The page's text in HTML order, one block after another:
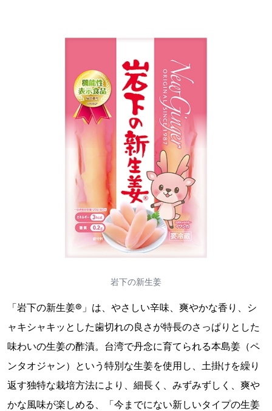
岩下の新生姜
「岩下の新生姜®」は、やさしい辛味、爽やかな香り、シ
ャキシャキッとした歯切れの良さが特長のさっぱりとした
味わいの生姜の酢漬。台湾で丹念に育てられる本島姜（ペ
ンタオジャン）という特別な生姜を使用し、土掛けを繰り
返す独特な栽培方法により、細長く、みずみずしく、爽や
かな風味が楽しめる、「今までにない新しいタイプの生姜